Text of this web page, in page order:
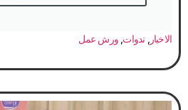
الاخبار, ندوات,ورش عمل